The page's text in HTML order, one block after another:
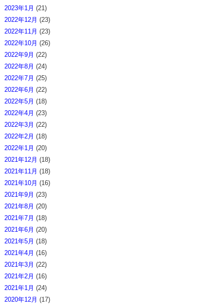
2023年1月 (21)
2022年12月 (23)
2022年11月 (23)
2022年10月 (26)
2022年9月 (22)
2022年8月 (24)
2022年7月 (25)
2022年6月 (22)
2022年5月 (18)
2022年4月 (23)
2022年3月 (22)
2022年2月 (18)
2022年1月 (20)
2021年12月 (18)
2021年11月 (18)
2021年10月 (16)
2021年9月 (23)
2021年8月 (20)
2021年7月 (18)
2021年6月 (20)
2021年5月 (18)
2021年4月 (16)
2021年3月 (22)
2021年2月 (16)
2021年1月 (24)
2020年12月 (17)